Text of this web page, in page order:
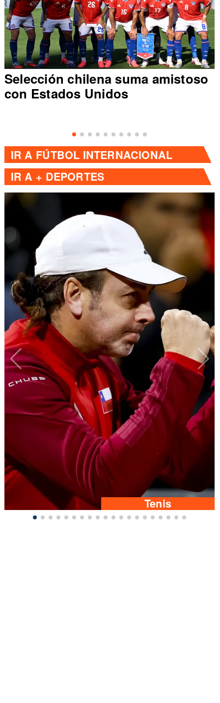
Selección chilena suma amistoso
con Estados Unidos
IR A FÚTBOL INTERNACIONAL
IR A + DEPORTES
Tenis